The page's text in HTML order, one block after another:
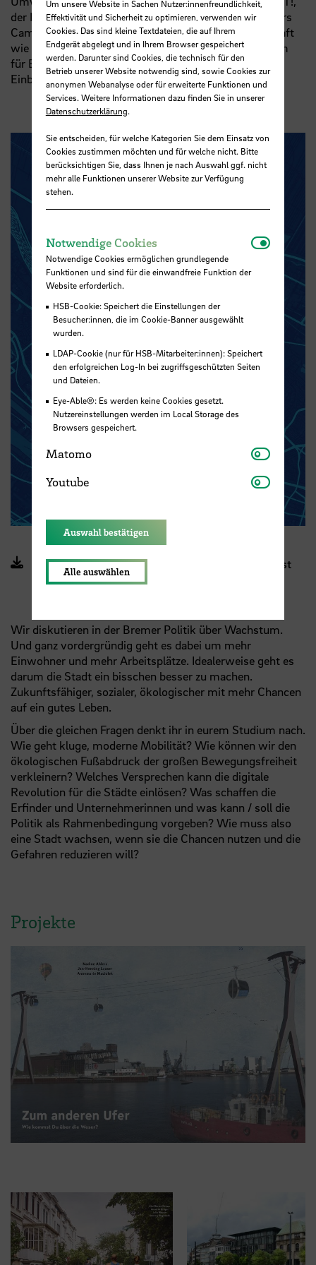
der Bremer Straßenbahn AG, des Carsharing- Anbieters
Cambio und von Experten aus der Immobilienwirtschaft
wie der Ortspolitik. Sie alle kamen ins Bremer Zentrum
für Baukultur und gaben den Studierenden exklusiv
Einblick und Anleitung.
Interspace - die mobile Stadt (PDF, 11 MB, Datei ist
nicht barrierefrei)
Wir diskutieren in der Bremer Politik über Wachstum.
Und ganz vordergründig geht es dabei um mehr
Einwohner und mehr Arbeitsplätze. Idealerweise geht es
darum die Stadt ein bisschen besser zu machen.
Zukunftsfähiger, sozialer, ökologischer mit mehr Chancen
auf ein gutes Leben.
Über die gleichen Fragen denkt ihr in eurem Studium nach.
Wie geht kluge, moderne Mobilität? Wie können wir den
ökologischen Fußabdruck der großen Bewegungsfreiheit
verkleinern? Welches Versprechen kann die digitale
Revolution für die Städte einlösen? Was schaffen die
Erfinder und Unternehmerinnen und was kann / soll die
Politik als Rahmenbedingung vorgeben? Wie muss also
eine Stadt wachsen, wenn sie die Chancen nutzen und die
Gefahren reduzieren will?
Projekte
Um unsere Website in Sachen Nutzer:innenfreundlichkeit,
Effektivität und Sicherheit zu optimieren, verwenden wir
Cookies. Das sind kleine Textdateien, die auf Ihrem
Endgerät abgelegt und in Ihrem Browser gespeichert
werden. Darunter sind Cookies, die technisch für den
Betrieb unserer Website notwendig sind, sowie Cookies zur
anonymen Webanalyse oder für erweiterte Funktionen und
Services. Weitere Informationen dazu finden Sie in unserer
Datenschutzerklärung.
Sie entscheiden, für welche Kategorien Sie dem Einsatz von
Cookies zustimmen möchten und für welche nicht. Bitte
berücksichtigen Sie, dass Ihnen je nach Auswahl ggf. nicht
mehr alle Funktionen unserer Website zur Verfügung
stehen.
Notwendige Cookies
Notwendige Cookies ermöglichen grundlegende
Funktionen und sind für die einwandfreie Funktion der
Website erforderlich.
HSB-Cookie: Speichert die Einstellungen der
Besucher:innen, die im Cookie-Banner ausgewählt
wurden.
LDAP-Cookie (nur für HSB-Mitarbeiter:innen): Speichert
den erfolgreichen Log-In bei zugriffsgeschützten Seiten
und Dateien.
Eye-Able®: Es werden keine Cookies gesetzt.
Nutzereinstellungen werden im Local Storage des
Browsers gespeichert.
Matomo Matomo
Youtube Youtube
Auswahl bestätigen
Alle auswählen